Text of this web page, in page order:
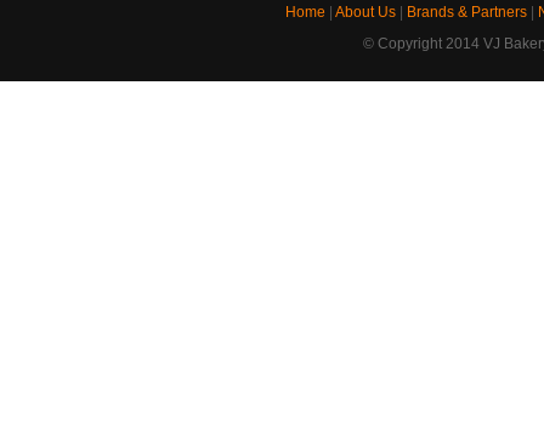
Home About Us Brands & Partners
© Copyright 2014 VJ